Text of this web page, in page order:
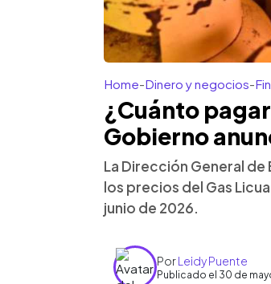
Home-Dinero y negocios-
¿Cuánto
Gobierno
La Dirección General de
los precios del Gas
junio de 2026.
PorLeidy Puente
Publicado el 30 de